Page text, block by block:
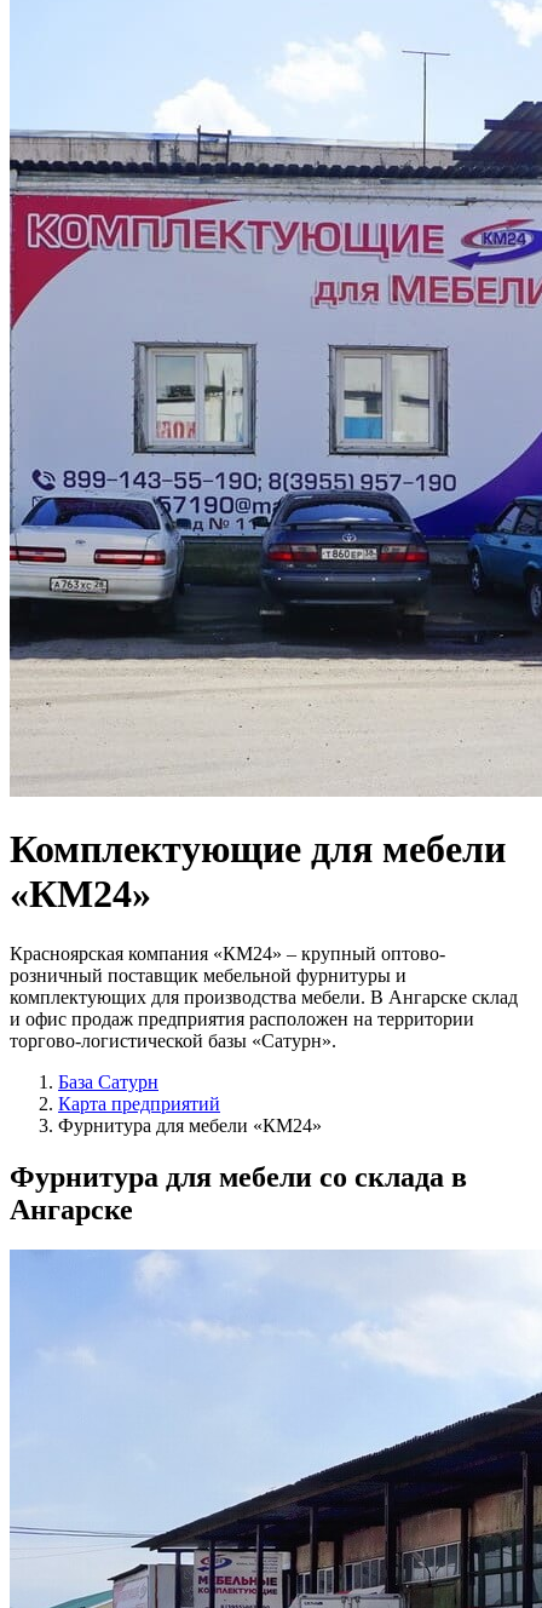
Комплектующие для мебели
«КМ24»
Красноярская компания «КМ24» – крупный оптово-
розничный поставщик мебельной фурнитуры и
комплектующих для производства мебели. В Ангарске склад
и офис продаж предприятия расположен на территории
торгово-логистической базы «Сатурн».
База Сатурн
Карта предприятий
Фурнитура для мебели «КМ24»
Фурнитура для мебели со склада в
Ангарске